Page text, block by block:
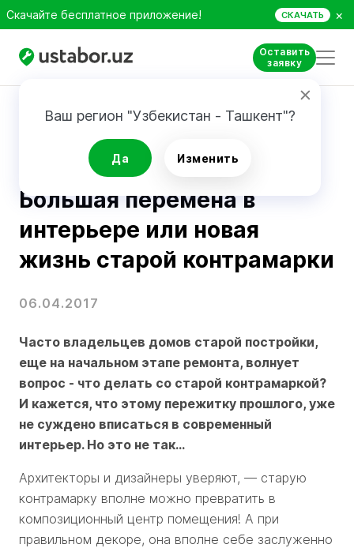
Скачайте бесплатное приложение! СКАЧАТЬ ×
Оставить
заявку
Ваш регион "Узбекистан - Ташкент"?
Да Изменить
Большая перемена в
интерьере или новая
жизнь старой контрамарки
06.04.2017
Часто владельцев домов старой постройки,
еще на начальном этапе ремонта, волнует
вопрос - что делать со старой контрамаркой?
И кажется, что этому пережитку прошлого, уже
не суждено вписаться в современный
интерьер. Но это не так…
Архитекторы и дизайнеры уверяют, — старую
контрамарку вполне можно превратить в
композиционный центр помещения! А при
правильном декоре, она вполне себе заслуженно